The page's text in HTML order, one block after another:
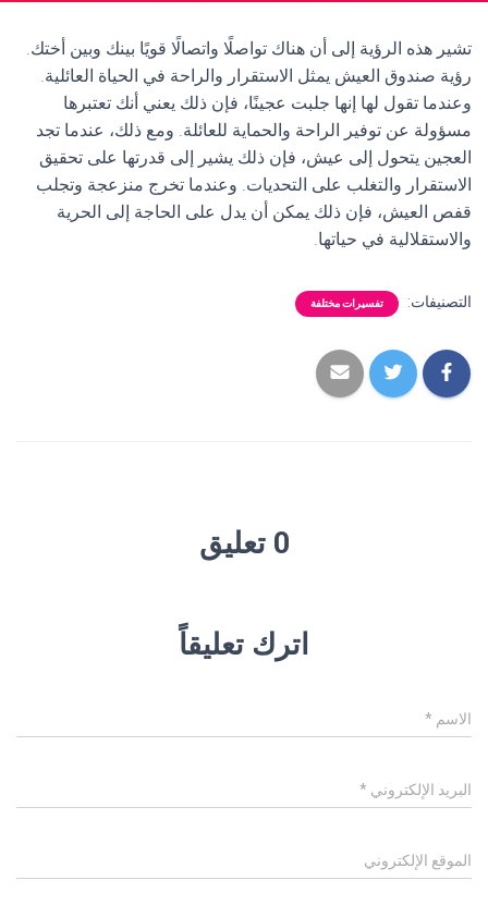
تشير هذه الرؤية إلى أن هناك تواصلًا واتصالًا قويًا بينك وبين أختك.
رؤية صندوق العيش يمثل الاستقرار والراحة في الحياة العائلية.
وعندما تقول لها إنها جلبت عجينًا، فإن ذلك يعني أنك تعتبرها
مسؤولة عن توفير الراحة والحماية للعائلة. ومع ذلك، عندما تجد
العجين يتحول إلى عيش، فإن ذلك يشير إلى قدرتها على تحقيق
الاستقرار والتغلب على التحديات. وعندما تخرج منزعجة وتجلب
قفص العيش، فإن ذلك يمكن أن يدل على الحاجة إلى الحرية
والاستقلالية في حياتها.
التصنيفات: تفسيرات مختلفة
0 تعليق
اترك تعليقاً
الاسم *
البريد الإلكتروني *
الموقع الإلكتروني